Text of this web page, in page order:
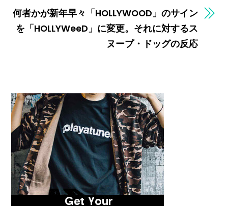
何者かが新年早々「HOLLYWOOD」のサイン
を「HOLLYWeeD」に変更。それに対するス
ヌープ・ドッグの反応